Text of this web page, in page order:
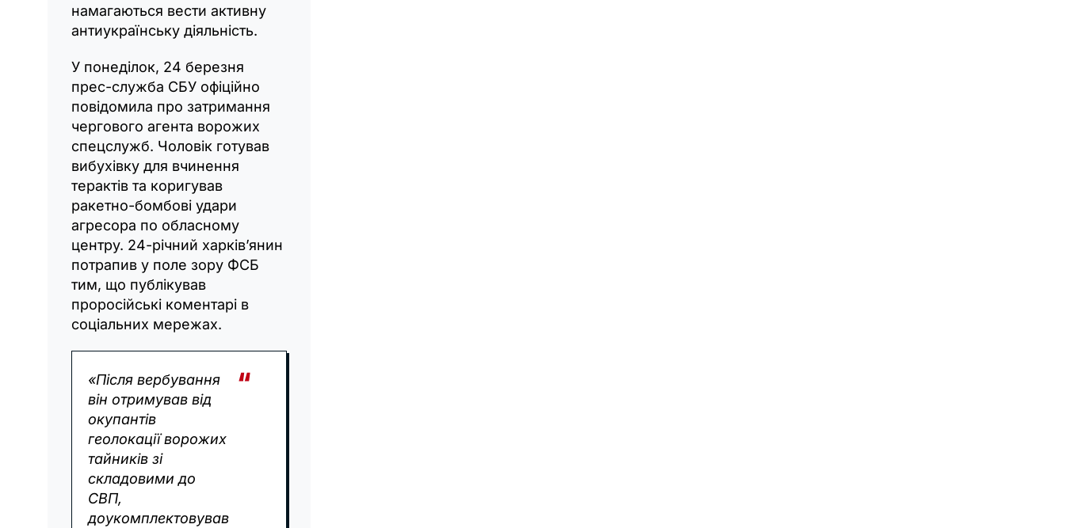
намагаються вести активну
антиукраїнську діяльність.
У понеділок, 24 березня
прес-служба СБУ офіційно
повідомила про затримання
чергового агента ворожих
спецслужб. Чоловік готував
вибухівку для вчинення
терактів та коригував
ракетно-бомбові удари
агресора по обласному
центру. 24-річний харків’янин
потрапив у поле зору ФСБ
тим, що публікував
проросійські коментарі в
соціальних мережах.
«Після вербування
він отримував від
окупантів
геолокації ворожих
тайників зі
складовими до
СВП,
доукомплектовував